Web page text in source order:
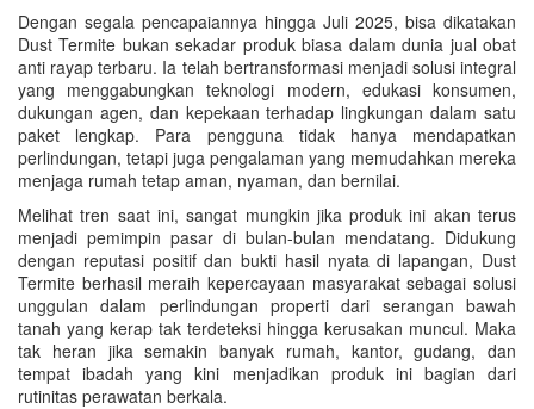
Dengan segala pencapaiannya hingga Juli 2025, bisa dikatakan
Dust Termite bukan sekadar produk biasa dalam dunia jual obat
anti rayap terbaru. Ia telah bertransformasi menjadi solusi integral
yang menggabungkan teknologi modern, edukasi konsumen,
dukungan agen, dan kepekaan terhadap lingkungan dalam satu
paket lengkap. Para pengguna tidak hanya mendapatkan
perlindungan, tetapi juga pengalaman yang memudahkan mereka
menjaga rumah tetap aman, nyaman, dan bernilai.
Melihat tren saat ini, sangat mungkin jika produk ini akan terus
menjadi pemimpin pasar di bulan-bulan mendatang. Didukung
dengan reputasi positif dan bukti hasil nyata di lapangan, Dust
Termite berhasil meraih kepercayaan masyarakat sebagai solusi
unggulan dalam perlindungan properti dari serangan bawah
tanah yang kerap tak terdeteksi hingga kerusakan muncul. Maka
tak heran jika semakin banyak rumah, kantor, gudang, dan
tempat ibadah yang kini menjadikan produk ini bagian dari
rutinitas perawatan berkala.